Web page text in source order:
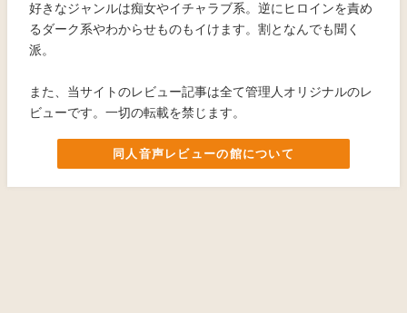
好きなジャンルは痴女やイチャラブ系。逆にヒロインを責め
るダーク系やわからせものもイけます。割となんでも聞く
派。
また、当サイトのレビュー記事は全て管理人オリジナルのレ
ビューです。一切の転載を禁じます。
同人音声レビューの館について